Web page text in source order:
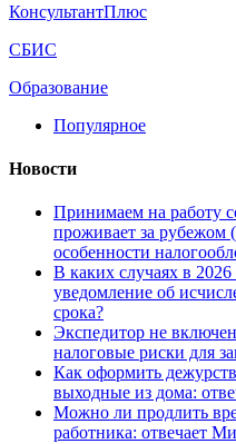
КонсультантПлюс
СБИС
Образование
Популярное
Новости
Принимаем на работу
проживает за
особенности
В каких случаях в
уведомление об
срока?
Экспедитор не
налоговые риски для
Как оформить
выходные из дома:
Можно ли продлить
работника: отвечает